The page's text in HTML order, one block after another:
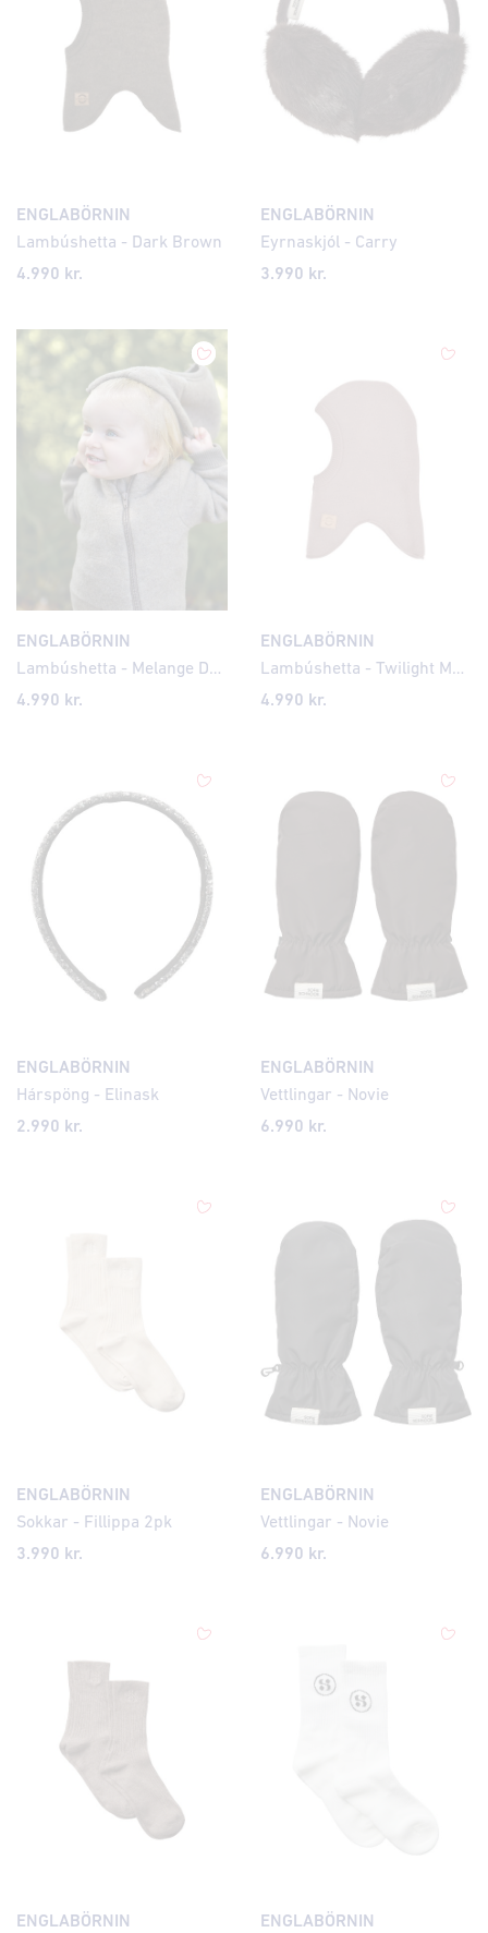
ENGLABÖRNIN
Lambúshetta - Dark Brown
4.990 kr.
ENGLABÖRNIN
Eyrnaskjól - Carry
3.990 kr.
ENGLABÖRNIN
Lambúshetta - Melange Denver
4.990 kr.
ENGLABÖRNIN
Lambúshetta - Twilight Mauve
4.990 kr.
ENGLABÖRNIN
Hárspöng - Elinask
2.990 kr.
ENGLABÖRNIN
Vettlingar - Novie
6.990 kr.
ENGLABÖRNIN
Sokkar - Fillippa 2pk
3.990 kr.
ENGLABÖRNIN
Vettlingar - Novie
6.990 kr.
ENGLABÖRNIN ENGLABÖRNIN